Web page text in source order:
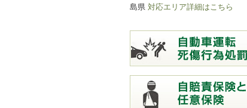
島県 対応エリア詳細はこちら